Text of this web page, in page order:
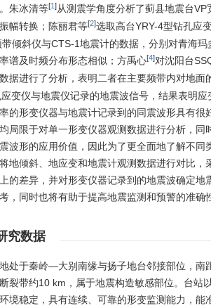
朱冰清等[1]从测震学角度分析了蓟县地震台
幅转换；陈丽君等[2]选取高台YRY-4型钻孔应
倾斜仪与CTS-1地震计的数据，分别对青海玛
谱及时频分布形态相似；方禹心[4]对沈阳台
据进行了分析，表明二者在主要频带内对地
变仪与地震仪记录的地震波信号，结果表明
的形变仪器与地震计记录到的同震波形具有
局限于对单一形变仪器观测数据进行分析，
波形的应用价值，因此为了更全面地了解不
地倾斜、地应变和地震计观测数据进行对比
的差异，并对形变仪器记录到的地震波确定
，同时也将有助于提高地震监测和预警的准确
究数据
处于秦岭—大别南缘与扬子地台邻接部位，
裂带约10 km，属于地震构造敏感部位。台站
境稳定，具有连续、可靠的形变监测能力，